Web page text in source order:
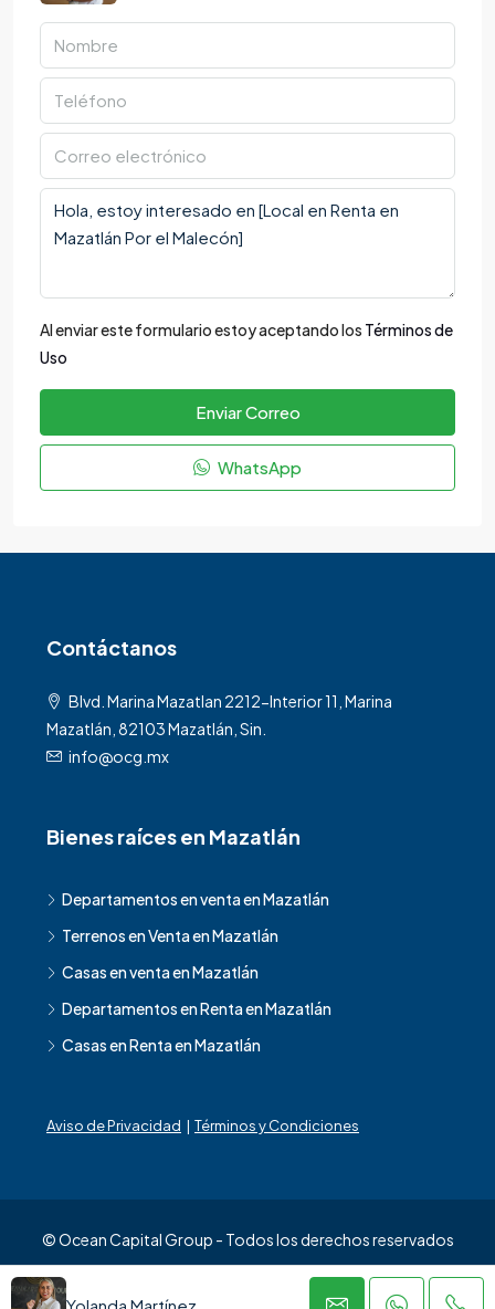
Al enviar este formulario estoy aceptando los Términos de
Uso
Enviar Correo
WhatsApp
Yolanda Martínez
Contáctanos
Blvd. Marina Mazatlan 2212-Interior 11, Marina
Mazatlán, 82103 Mazatlán, Sin.
info@ocg.mx
Bienes raíces en Mazatlán
Departamentos en venta en Mazatlán
Terrenos en Venta en Mazatlán
Casas en venta en Mazatlán
Departamentos en Renta en Mazatlán
Casas en Renta en Mazatlán
Aviso de Privacidad | Términos y Condiciones
© Ocean Capital Group - Todos los derechos reservados